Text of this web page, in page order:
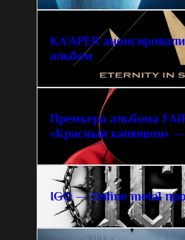
KA’APER
альбом
Премьера альбома
«Красный капюшон» —
IGO — Online metal